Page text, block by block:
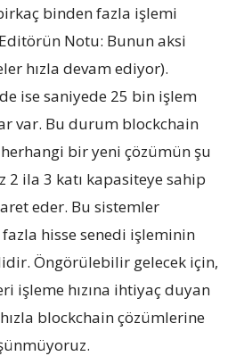
binden fazla işlemi
Notu: Bunun aksi
hızla devam ediyor).
ise saniyede 25 bin işlem
var. Bu durum blockchain
bir yeni çözümün şu
2 ila 3 katı kapasiteye sahip
eder. Bu sistemler
fazla hisse senedi işleminin
Öngörülebilir gelecek için,
işleme hızına ihtiyaç duyan
blockchain çözümlerine